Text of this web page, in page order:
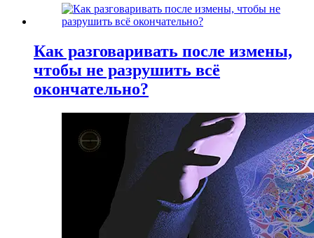
Как разговаривать после измены,
чтобы не разрушить всё
окончательно?